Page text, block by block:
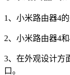
1、小米路由器4
2、小米路由器4
3、在外观设计方
口。